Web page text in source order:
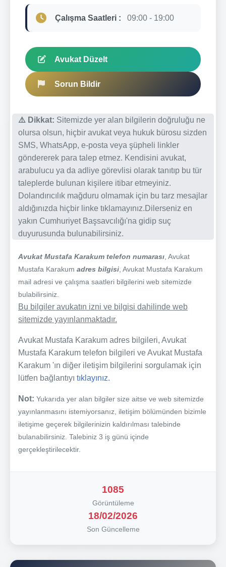
Çalışma Saatleri : 09:00 - 19:00
Avukat Düzelt
Sorun Bildir
⚠️ Dikkat: Sitemizde yer alan bilgilerin doğruluğu ne
olursa olsun, hiçbir avukat veya hukuk bürosu sizden
SMS, WhatsApp, e-posta veya şüpheli linkler
göndererek para talep etmez. Kendisini avukat,
arabulucu ya da adliye görevlisi olarak tanıtıp bu tür
taleplerde bulunan kişilere itibar etmeyiniz.
Dolandırıcılık mağduru olmamak için bu tarz mesajlar
aldığınızda hiçbir linke tıklamayınız.Dilerseniz en
yakın Cumhuriyet Başsavcılığı'na gidip suç
duyurusunda bulunabilirsiniz.
Avukat Mustafa Karakum telefon numarası , Avukat
Mustafa Karakum adres bilgisi , Avukat Mustafa Karakum
mail adresi ve çalışma saatleri bilgilerini web sitemizde
bulabilirsiniz.
Bu bilgiler avukatın izni ve bilgisi dahilinde web
sitemizde yayınlanmaktadır.
Avukat Mustafa Karakum adres bilgileri, Avukat
Mustafa Karakum telefon bilgileri ve Avukat Mustafa
Karakum 'ın diğer iletişim bilgilerini sorgulamak için
lütfen bağlantıyı tıklayınız.
Not: Yukarıda yer alan bilgiler size aitse ve web sitemizde
yayınlanmasını istemiyorsanız, iletişim bölümünden bizimle
iletişime geçerek bilgilerinizin kaldırılması talebinde
bulanabilirsiniz. Talebiniz 3 iş günü içinde
gerçekleştirilecektir.
1085
Görüntüleme
18/02/2026
Son Güncelleme